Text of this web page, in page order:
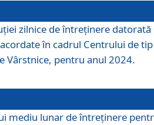
zilnice de întreținere datorată
în cadrul Centrului de tip
Vârstnice, pentru anul 2024.
mediu lunar de întreţinere